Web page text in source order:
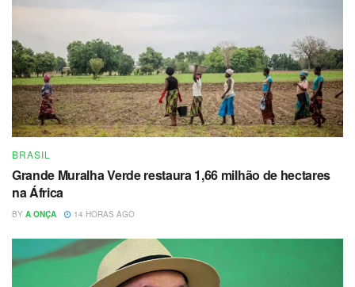
BRASIL
Grande Muralha Verde restaura 1,66 milhão de hectares
na África
BY A ONÇA 14 HORAS AGO